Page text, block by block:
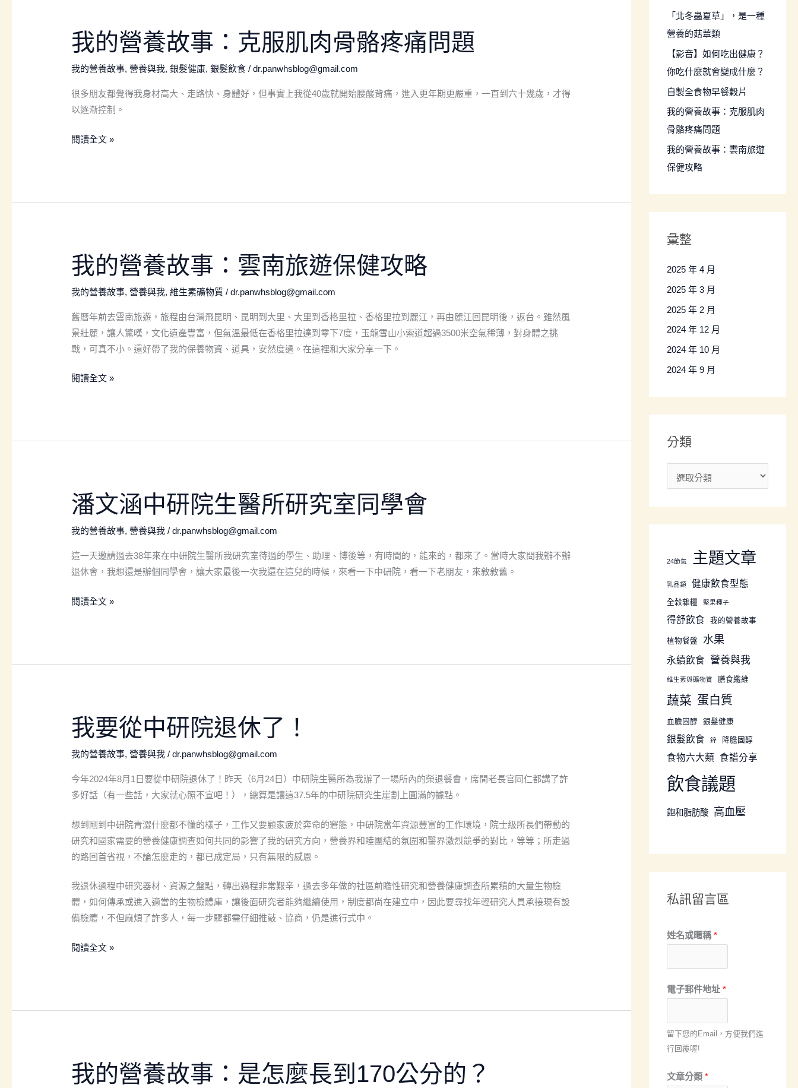
我的營養故事：克服肌肉骨骼疼痛問題
我的營養故事,營養與我,銀髮健康,銀髮飲食 /dr.panwhsblog@gmail.com
很多朋友都覺得我身材高大、走路快、身體好，但事實上我從40歲就開始腰酸背痛，進入更年期更嚴重，一直到六十幾歲，才得
以逐漸控制。
我
的
營
故
事：
服
問
題
閱讀全文 »
我的營養故事：雲南旅遊保健攻略
我的營養故事,營養與我,維生素礦物質 /dr.panwhsblog@gmail.com
舊曆年前去雲南旅遊，旅程由台灣飛昆明、昆明到大里、大里到香格里拉、香格里拉到麗江，再由麗江回昆明後，返台。雖然風
景壯麗，讓人驚嘆，文化遺產豐富，但氣溫最低在香格里拉達到零下7度，玉龍雪山小索道超過3500米空氣稀薄，對身體之挑
戰，可真不小。還好帶了我的保養物資、道具，安然度過。在這裡和大家分享一下。
我
的
營
故
事：
雲
旅
閱讀全文 »
潘文涵中研院生醫所研究室同學會
我的營養故事,營養與我 /dr.panwhsblog@gmail.com
這一天邀請過去38年來在中研院生醫所我研究室待過的學生、助理、博後等，有時間的，能來的，都來了。當時大家問我辦不辦
退休會，我想還是辦個同學會，讓大家最後一次我還在這兒的時候，來看一下中研院，看一下老朋友，來敘敘舊。
潘
文
涵
研
院
醫
會
閱讀全文 »
我要從中研院退休了！
我的營養故事,營養與我 /dr.panwhsblog@gmail.com
今年2024年8月1日要從中研院退休了！昨天（6月24日）中研院生醫所為我辦了一場所內的榮退餐會，席間老長官同仁都講了許
多好話（有一些話，大家就心照不宣吧！），總算是讓這37.5年的中研院研究生崖劃上圓滿的據點。
想到剛到中研院青澀什麼都不懂的樣子，工作又要顧家疲於奔命的窘態，中研院當年資源豐富的工作環境，院士級所長們帶動的
研究和國家需要的營養健康調查如何共同的影響了我的研究方向，營養界和睦團結的氛圍和醫界激烈競爭的對比，等等；所走過
的路回首省視，不論怎麼走的，都已成定局，只有無限的感恩。
我退休過程中研究器材、資源之盤點，轉出過程非常艱辛，過去多年做的社區前瞻性研究和營養健康調查所累積的大量生物檢
體，如何傳承或進入適當的生物檢體庫，讓後面研究者能夠繼續使用，制度都尚在建立中，因此要尋找年輕研究人員承接現有設
備檢體，不但麻煩了許多人，每一步驟都需仔細推敲、協商，仍是進行式中。
我
要
從
研
院
休
了！
閱讀全文 »
我的營養故事：是怎麼長到170公分的？
我
的
「北冬蟲夏草」，是一種
營養的菇蕈類
【影音】如何吃出健康？
你吃什麼就會變成什麼？
自製全食物早餐穀片
我的營養故事：克服肌肉
骨骼疼痛問題
我的營養故事：雲南旅遊
保健攻略
彙整
2025 年 4 月
2025 年 3 月
2025 年 2 月
2024 年 12 月
2024 年 10 月
2024 年 9 月
分類
24節氣 主題文章
乳品類 健康飲食型態
全榖雜糧 堅果種子
得舒飲食 我的營養故事
植物餐盤 水果
永續飲食 營養與我
維生素與礦物質 膳食纖維
蔬菜 蛋白質
血膽固醇 銀髮健康
銀髮飲食 鋅 降膽固醇
食物六大類 食譜分享
飲食議題
飽和脂肪酸 高血壓
私訊留言區
姓名或暱稱*
*
*
子
郵
件
電子郵件地址*
留下您的Email，方便我們進
行回覆喔!
文章分類*